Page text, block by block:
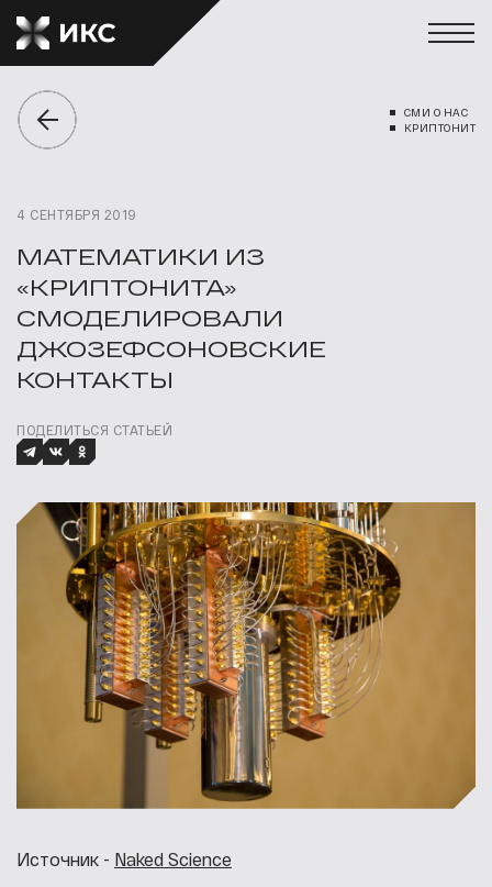
СМИ О НАС
КРИПТОНИТ
4 СЕНТЯБРЯ 2019
МАТЕМАТИКИ ИЗ
«КРИПТОНИТА»
СМОДЕЛИРОВАЛИ
ДЖОЗЕФСОНОВСКИЕ
КОНТАКТЫ
ПОДЕЛИТЬСЯ СТАТЬЕЙ
Источник - Naked Science